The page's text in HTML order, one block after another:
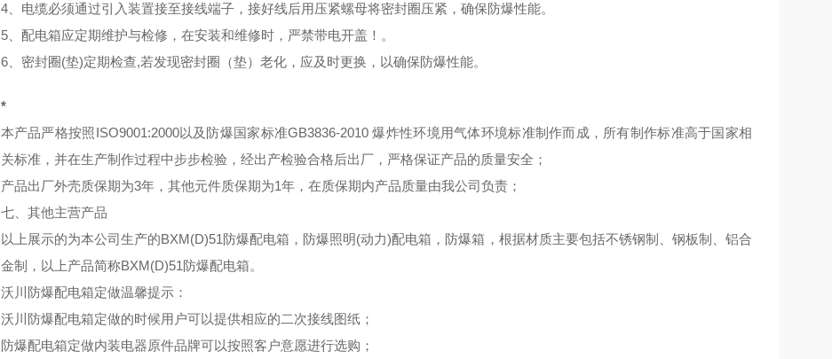
4、电缆必须通过引入装置接至接线端子，接好线后用压紧螺母将密封圈压紧，确保防爆性能。
5、配电箱应定期维护与检修，在安装和维修时，严禁带电开盖！。
6、密封圈(垫)定期检查,若发现密封圈（垫）老化，应及时更换，以确保防爆性能。
*
本产品严格按照ISO9001:2000以及防爆国家标准GB3836-2010 爆炸性环境用气体环境标准制作而成，所有制作标准高于国家相
关标准，并在生产制作过程中步步检验，经出产检验合格后出厂，严格保证产品的质量安全；
产品出厂外壳质保期为3年，其他元件质保期为1年，在质保期内产品质量由我公司负责；
七、其他主营产品
以上展示的为本公司生产的BXM(D)51防爆配电箱，防爆照明(动力)配电箱，防爆箱，根据材质主要包括不锈钢制、钢板制、铝合
金制，以上产品简称BXM(D)51防爆配电箱。
沃川防爆配电箱定做温馨提示：
沃川防爆配电箱定做的时候用户可以提供相应的二次接线图纸；
防爆配电箱定做内装电器原件品牌可以按照客户意愿进行选购；